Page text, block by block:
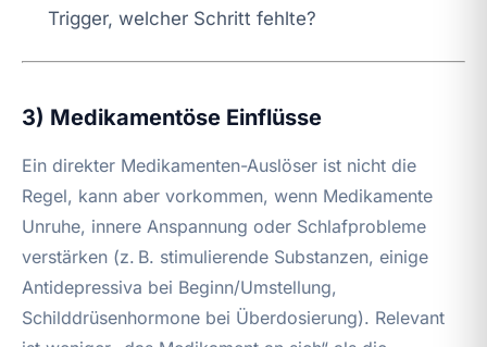
Trigger, welcher Schritt fehlte?
3) Medikamentöse Einflüsse
Ein direkter Medikamenten-Auslöser ist nicht die
Regel, kann aber vorkommen, wenn Medikamente
Unruhe, innere Anspannung oder Schlafprobleme
verstärken (z. B. stimulierende Substanzen, einige
Antidepressiva bei Beginn/Umstellung,
Schilddrüsenhormone bei Überdosierung). Relevant